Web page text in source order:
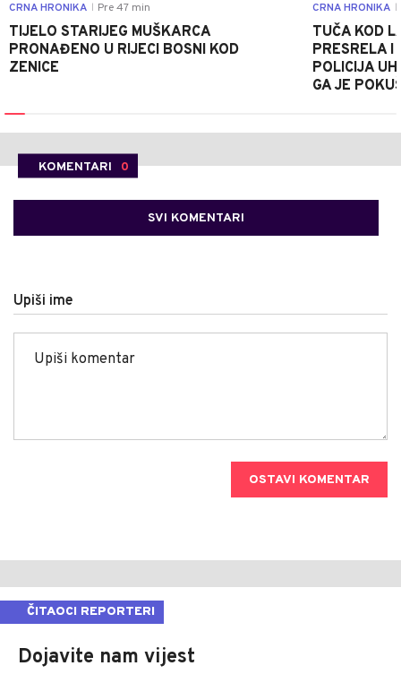
CRNA HRONIKA Pre 47 min
TIJELO STARIJEG MUŠKARCA
PRONAĐENO U RIJECI BOSNI KOD
ZENICE
CRNA HRONIKA
TUČA KOD
PRESRELA I
POLICIJA
GA JE
KOMENTARI 0
SVI KOMENTARI
Upiši ime
OSTAVI KOMENTAR
ČITAOCI REPORTERI
Dojavite nam vijest